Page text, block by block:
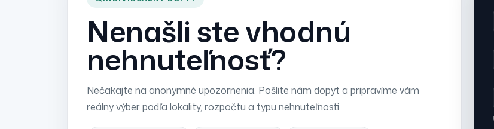
Nenašli ste vhodnú
nehnuteľnosť?
Nečakajte na anonymné upozornenia. Pošlite nám dopyt a pripravíme vám
reálny výber podľa lokality, rozpočtu a typu nehnuteľnosti.